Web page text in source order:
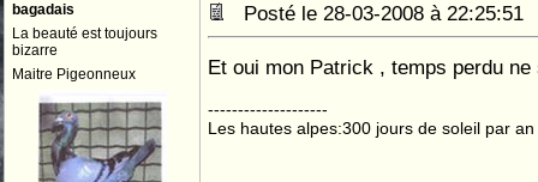
bagadais
La beauté est toujours
bizarre
Maitre Pigeonneux
Posté le 28-03-2008 à
Et oui mon Patrick , temps perdu
--------------------
Les hautes alpes:300 jours de soleil par an